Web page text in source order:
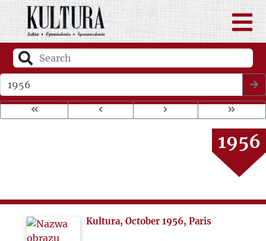
1952
1953
1954
1955
1956
1957
1958
Kultura, October 1956, Paris